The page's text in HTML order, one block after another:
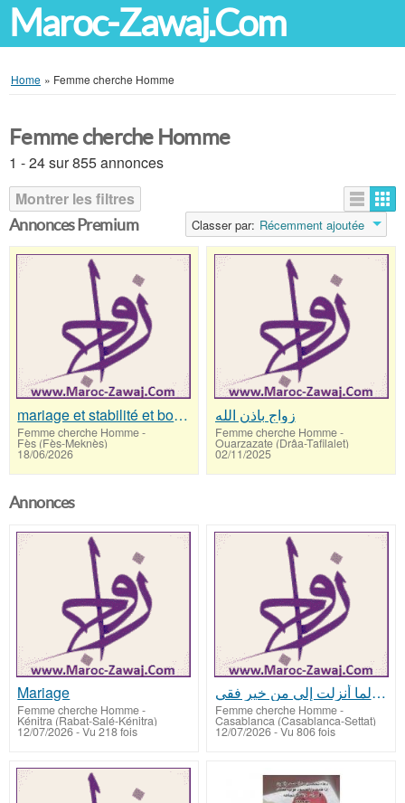
Maroc-Zawaj.Com
Home » Femme cherche Homme
Femme cherche Homme
1 - 24 sur 855 annonces
Montrer les filtres
Classer par: Récemment ajoutée
Annonces Premium
mariage et stabilité et bonheur
Femme cherche Homme-
Fès (Fès-Meknès)
18/06/2026
زواج باذن الله
Femme cherche Homme-
Ouarzazate (Drâa-Tafilalet)
02/11/2025
Annonces
Mariage
Femme cherche Homme-
Kénitra (Rabat-Salé-Kénitra)
12/07/2026 - Vu 218 fois
رب إني لما أنزلت إلي من خير فقي
Femme cherche Homme-
Casablanca (Casablanca-Settat)
12/07/2026 - Vu 806 fois